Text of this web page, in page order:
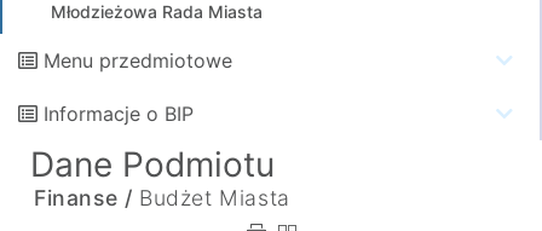
Młodzieżowa Rada Miasta
Menu przedmiotowe
Informacje o BIP
Dane Podmiotu
Finanse / Budżet Miasta